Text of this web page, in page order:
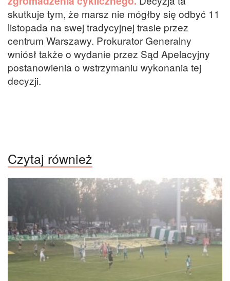
skutkuje tym, że marsz nie mógłby się odbyć 11
listopada na swej tradycyjnej trasie przez
centrum Warszawy. Prokurator Generalny
wniósł także o wydanie przez Sąd Apelacyjny
postanowienia o wstrzymaniu wykonania tej
decyzji.
Czytaj również